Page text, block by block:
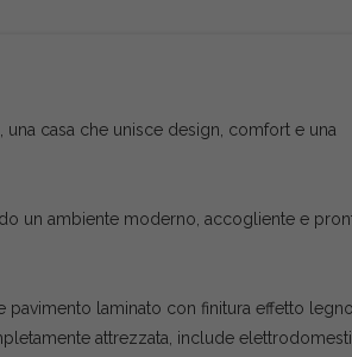
casa che unisce design, comfort e una
un ambiente moderno, accogliente e
pavimento laminato con finitura effetto
attrezzata, include